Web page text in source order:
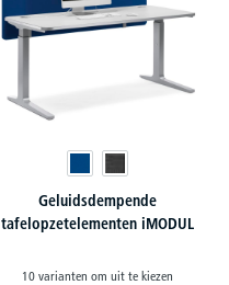
Geluidsdempende
tafelopzetelementen iMODUL
10 varianten om uit te kiezen